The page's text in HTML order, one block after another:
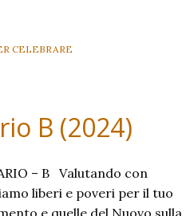
CELEBRARE
B (2024)
– B Valutando con
liberi e poveri per il tuo
e quelle del Nuovo sulla